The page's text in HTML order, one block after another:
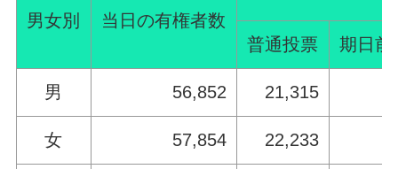
男女別 当日の有権者数
普通投票 期日前
男 56,852 21,315
女 57,854 22,233